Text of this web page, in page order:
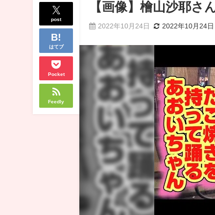
post
はてブ
Pocket
Feedly
【画像】檜山沙耶さ
2022年10月24日 2022年10月24日